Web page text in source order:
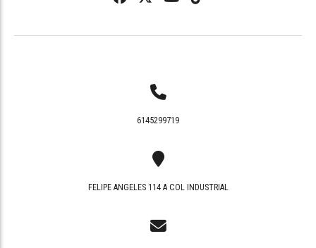
6145299719
FELIPE ANGELES 114 A COL INDUSTRIAL